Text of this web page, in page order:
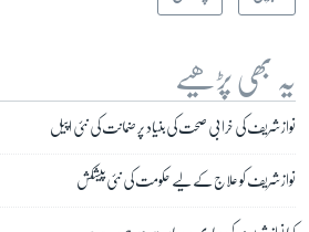
یہ بھی پڑھیے
نواز شریف کی خرابی صحت کی بنیاد پر ضمانت کی نئی اپیل
نواز شریف کو علاج کے لیے حکومت کی نئی پیشکش